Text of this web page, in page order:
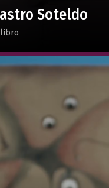
Soteldo
libro